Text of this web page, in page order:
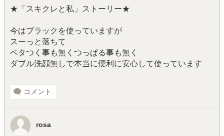
★「スキクレと私」ストーリー★
今はブラックを使っていますが
スーっと落ちて
ベタつく事も無くつっぱる事も無く
ダブル洗顔無しで本当に便利に安心して使っています
コメント
rosa